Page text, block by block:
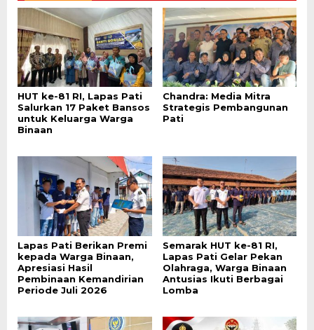
HUT ke-81 RI, Lapas Pati
Salurkan 17 Paket Bansos
untuk Keluarga Warga
Binaan
Chandra: Media Mitra
Strategis Pembangunan
Pati
Lapas Pati Berikan Premi
kepada Warga Binaan,
Apresiasi Hasil
Pembinaan Kemandirian
Periode Juli 2026
Semarak HUT ke-81 RI,
Lapas Pati Gelar Pekan
Olahraga, Warga Binaan
Antusias Ikuti Berbagai
Lomba